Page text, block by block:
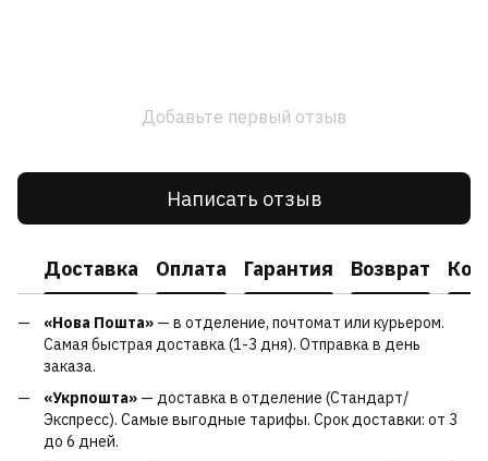
Добавьте первый отзыв
Написать отзыв
Доставка Оплата Гарантия Возврат
«Нова Пошта» — в отделение, почтомат или курьером.
Самая быстрая доставка (1-3 дня). Отправка в день
заказа.
«Укрпошта» — доставка в отделение (Стандарт/
Экспресс). Самые выгодные тарифы. Срок доставки: от 3
до 6 дней.